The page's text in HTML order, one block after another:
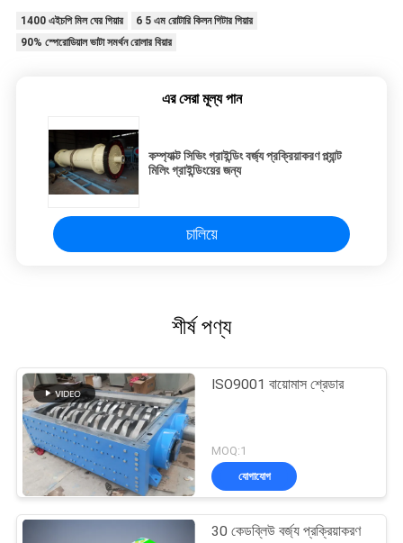
1400 এইচপি মিল ঘের গিয়ার
6 5 এম রোটারি কিলন গিটার গিয়ার
90% স্পেরোডিয়াল ভাটা সমর্থন রোলার বিয়ার
এর সেরা মূল্য পান
কম্প্যাক্ট সিভিং গ্রাইন্ডিং বর্জ্য প্রক্রিয়াকরণ প্ল্যান্ট
মিলিং গ্রাইন্ডিংয়ের জন্য
চালিয়ে
শীর্ষ পণ্য
ISO9001 বায়োমাস শ্রেডার
MOQ:1
যোগাযোগ
30 কেডব্লিউ বর্জ্য প্রক্রিয়াকরণ